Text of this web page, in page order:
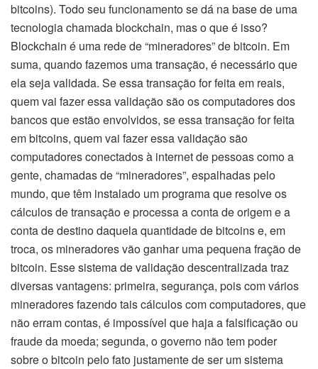
bitcoins). Todo seu funcionamento se dá na base de uma
tecnologia chamada blockchain, mas o que é isso?
Blockchain é uma rede de “mineradores” de bitcoin. Em
suma, quando fazemos uma transação, é necessário que
ela seja validada. Se essa transação for feita em reais,
quem vai fazer essa validação são os computadores dos
bancos que estão envolvidos, se essa transação for feita
em bitcoins, quem vai fazer essa validação são
computadores conectados à internet de pessoas como a
gente, chamadas de “mineradores”, espalhadas pelo
mundo, que têm instalado um programa que resolve os
cálculos de transação e processa a conta de origem e a
conta de destino daquela quantidade de bitcoins e, em
troca, os mineradores vão ganhar uma pequena fração de
bitcoin. Esse sistema de validação descentralizada traz
diversas vantagens: primeira, segurança, pois com vários
mineradores fazendo tais cálculos com computadores, que
não erram contas, é impossível que haja a falsificação ou
fraude da moeda; segunda, o governo não tem poder
sobre o bitcoin pelo fato justamente de ser um sistema